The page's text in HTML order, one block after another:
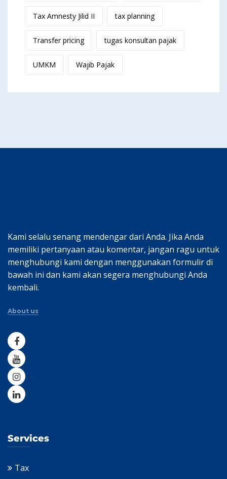
Tax Amnesty Jilid II tax planning
Transfer pricing tugas konsultan pajak
UMKM Wajib Pajak
Kami selalu senang mendengar dari Anda. Jika Anda
memiliki pertanyaan atau komentar, jangan ragu untuk
menghubungi kami dengan menggunakan formulir di
bawah ini dan kami akan segera menghubungi Anda
kembali.
About us
Services
Tax